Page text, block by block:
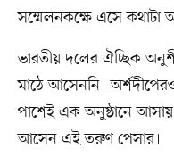
সম্মেলনকক্ষে এসে কথাটা
ভারতীয় দলের ঐচ্ছিক
মাঠে আসেননি।
পাশেই এক অনুষ্ঠানে
আসেন এই তরুণ পেসার।